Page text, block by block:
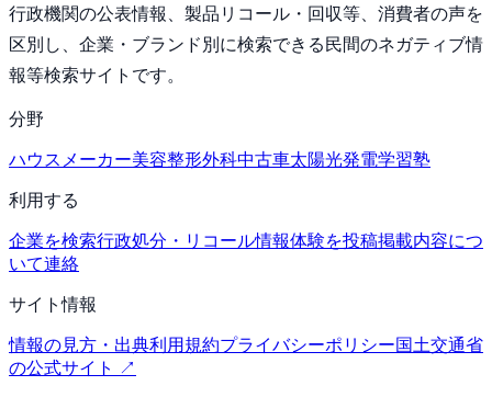
行政機関の公表情報、製品リコール・回収等、消費者の声を
区別し、企業・ブランド別に検索できる民間のネガティブ情
報等検索サイトです。
分野
ハウスメーカー美容整形外科中古車太陽光発電学習塾
利用する
企業を検索行政処分・リコール情報体験を投稿掲載内容につ
いて連絡
サイト情報
情報の見方・出典利用規約プライバシーポリシー国土交通省
の公式サイト ↗